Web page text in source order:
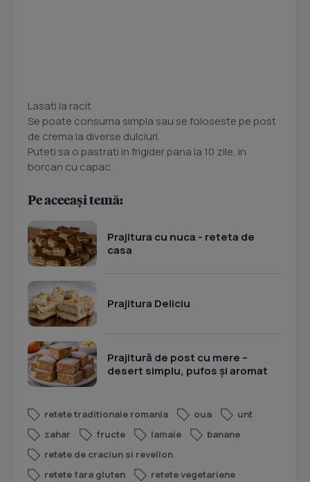
Lasati la racit.
Se poate consuma simpla sau se foloseste pe post
de crema la diverse dulciuri.
Puteti sa o pastrati in frigider pana la 10 zile, in
borcan cu capac.
Pe aceeași temă:
Prajitura cu nuca - reteta de
casa
Prajitura Deliciu
Prajitură de post cu mere –
desert simplu, pufos și aromat
retete traditionale romania oua
unt
zahar
fructe lamaie
banane
retete de craciun si revelion
retete fara gluten
retete vegetariene